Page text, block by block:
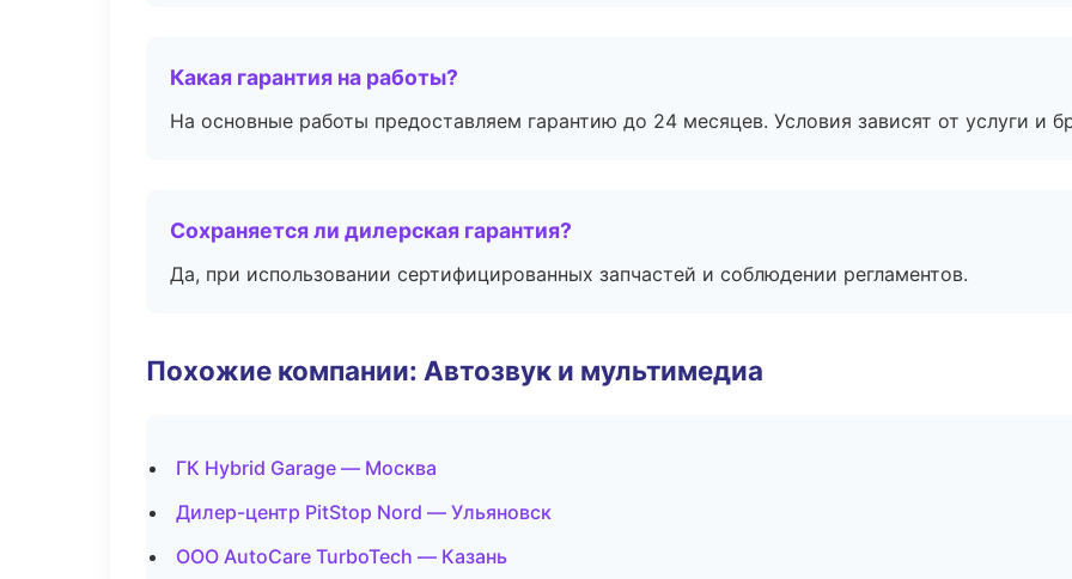
Какая гарантия на работы?
На основные работы предоставляем гарантию до 24 месяцев. Условия зависят от услуги и
Сохраняется ли дилерская гарантия?
Да, при использовании сертифицированных запчастей и соблюдении регламентов.
Похожие компании: Автозвук и мультимедиа
ГК Hybrid Garage — Москва
Дилер-центр PitStop Nord — Ульяновск
ООО AutoCare TurboTech — Казань